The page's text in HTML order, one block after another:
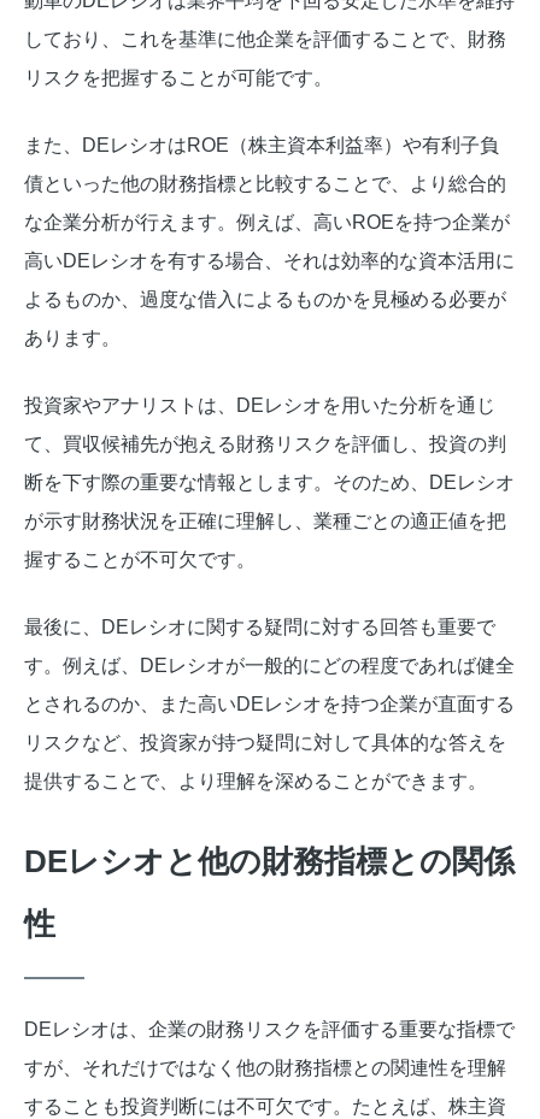
しており、これを基準に他企業を評価することで、財務
リスクを把握することが可能です。
また、DEレシオはROE（株主資本利益率）や有利子負
債といった他の財務指標と比較することで、より総合的
な企業分析が行えます。例えば、高いROEを持つ企業が
高いDEレシオを有する場合、それは効率的な資本活用に
よるものか、過度な借入によるものかを見極める必要が
あります。
投資家やアナリストは、DEレシオを用いた分析を通じ
て、買収候補先が抱える財務リスクを評価し、投資の判
断を下す際の重要な情報とします。そのため、DEレシオ
が示す財務状況を正確に理解し、業種ごとの適正値を把
握することが不可欠です。
最後に、DEレシオに関する疑問に対する回答も重要で
す。例えば、DEレシオが一般的にどの程度であれば健全
とされるのか、また高いDEレシオを持つ企業が直面する
リスクなど、投資家が持つ疑問に対して具体的な答えを
提供することで、より理解を深めることができます。
DEレシオと他の財務指標との関係
性
DEレシオは、企業の財務リスクを評価する重要な指標で
すが、それだけではなく他の財務指標との関連性を理解
することも投資判断には不可欠です。たとえば、株主資